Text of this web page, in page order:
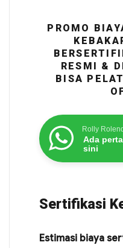
PROMO
RESMI &
BISA
Rolly
Ada
sini
Sertifikasi
Estimasi biaya